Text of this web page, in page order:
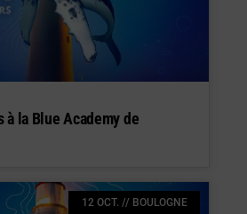
la Blue Academy de
12 OCT. // BOULOGNE